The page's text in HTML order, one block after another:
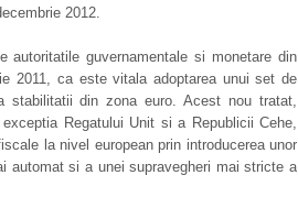
2012.
autoritatile guvernamentale si monetare din
2011, ca este vitala adoptarea unui set de
stabilitatii din zona euro. Acest nou tratat,
Regatului Unit si a Republicii Cehe,
la nivel european prin introducerea unor
automat si a unei supravegheri mai stricte a